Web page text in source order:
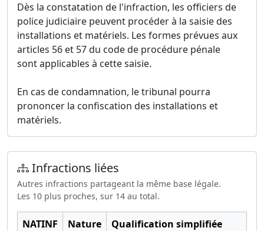
Dès la constatation de l'infraction, les officiers de
police judiciaire peuvent procéder à la saisie des
installations et matériels. Les formes prévues aux
articles 56 et 57 du code de procédure pénale
sont applicables à cette saisie.
En cas de condamnation, le tribunal pourra
prononcer la confiscation des installations et
matériels.
Infractions liées
Autres infractions partageant la même base légale.
Les 10 plus proches, sur 14 au total.
NATINF Nature
Qualification simplifiée